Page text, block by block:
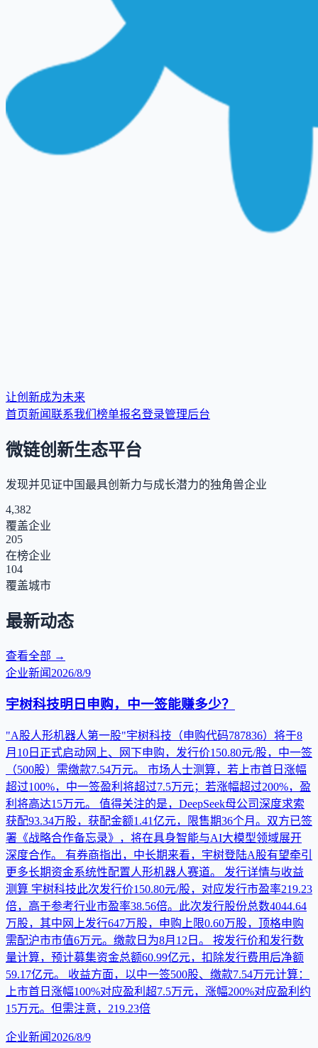
让创新成为未来
首页新闻联系我们 榜单报名登录管理后台
微链创新生态平台
发现并见证中国最具创新力与成长潜力的独角兽企业
4,382
覆盖企业
205
在榜企业
104
覆盖城市
最新动态
查看全部 →
企业新闻 2026/8/9
宇树科技明日申购，中一签能赚多少？
"A股人形机器人第一股"宇树科技（申购代码787836）将于8
月10日正式启动网上、网下申购，发行价150.80元/股，中一签
（500股）需缴款7.54万元。 市场人士测算，若上市首日涨幅
超过100%，中一签盈利将超过7.5万元；若涨幅超过200%，盈
利将高达15万元。 值得关注的是，DeepSeek母公司深度求索
获配93.34万股，获配金额1.41亿元，限售期36个月。双方已签
署《战略合作备忘录》，将在具身智能与AI大模型领域展开
深度合作。 有券商指出，中长期来看，宇树登陆A股有望牵引
更多长期资金系统性配置人形机器人赛道。 发行详情与收益
测算 宇树科技此次发行价150.80元/股，对应发行市盈率219.23
倍，高于参考行业市盈率38.56倍。此次发行股份总数4044.64
万股，其中网上发行647万股，申购上限0.60万股，顶格申购
需配沪市市值6万元。缴款日为8月12日。 按发行价和发行数
量计算，预计募集资金总额60.99亿元，扣除发行费用后净额
59.17亿元。 收益方面，以中一签500股、缴款7.54万元计算：
上市首日涨幅100%对应盈利超7.5万元，涨幅200%对应盈利约
15万元。但需注意，219.23倍
企业新闻 2026/8/9